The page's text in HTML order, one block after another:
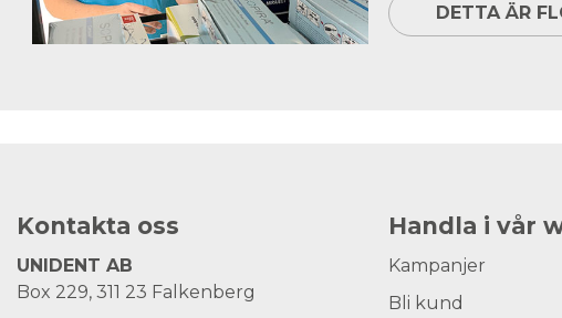
DETTA ÄR
Kontakta oss
UNIDENT AB
Box 229, 311 23 Falkenberg
Handla i vår
Kampanjer
Bli kund